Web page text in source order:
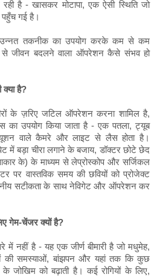
रही है - खासकर मोटापा, एक ऐसी स्थिति जो
पहुँच गई है।
उन्नत तकनीक का उपयोग करके कम से कम
से जीवन बदलने वाला ऑपरेशन कैसे संभव हो
क्या है?
के ज़रिए जटिल ऑपरेशन करना शामिल है,
का उपयोग किया जाता है - एक पतला, ट्यूब
वाले कैमरे और लाइट से लैस होता है।
में बड़ा चीरा लगाने के बजाय, डॉक्टर छोटे छेद
के) के माध्यम से लेप्रोस्कोप और सर्जिकल
पर वास्तविक समय की छवियों को प्रोजेक्ट
सटीकता के साथ नेविगेट और ऑपरेशन कर
गेम-चेंजर क्यों है?
नहीं है - यह एक जीर्ण बीमारी है जो मधुमेह,
की समस्याओं, बांझपन और यहां तक ​​कि कुछ
जोखिम को बढ़ाती है। कई रोगियों के लिए,